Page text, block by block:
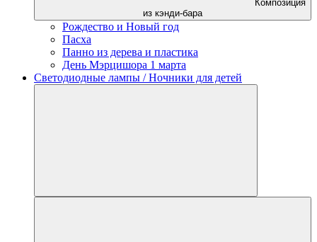
Композиция
из кэнди-бара
Рождество и Новый год
Пасха
Панно из дерева и пластика
День Мэрцишора 1 марта
Светодиодные лампы / Ночники для детей